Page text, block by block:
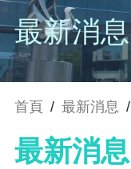
最新消息
首頁 / 最新消息 /
最新消息